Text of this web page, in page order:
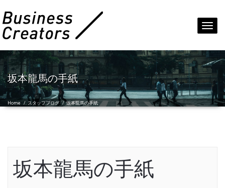
坂本龍馬の手紙
Home / スタッフブログ /坂本龍馬の手紙
坂本龍馬の手紙